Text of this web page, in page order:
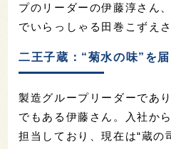
プのリーダーの伊藤淳さん
でいらっしゃる田巻こずえ
二王子蔵：“菊水の味”を
製造グループリーダーであ
でもある伊藤さん。入社か
担当しており、現在は“蔵の